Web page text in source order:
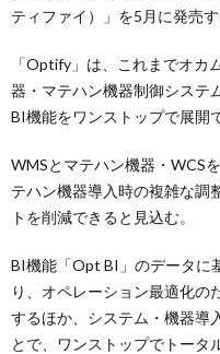
ティファイ）」を5月に発売す
「Optify」は、これまでオカ
器・マテハン機器制御システ
BI機能をワンストップで展開
WMSとマテハン機器・WCS
テハン機器導入時の複雑な調
トを削減できると見込む。
BI機能「Opt BI」のデータに
り、オペレーション最適化の
するほか、システム・機器導
とで、ワンストップでトータ